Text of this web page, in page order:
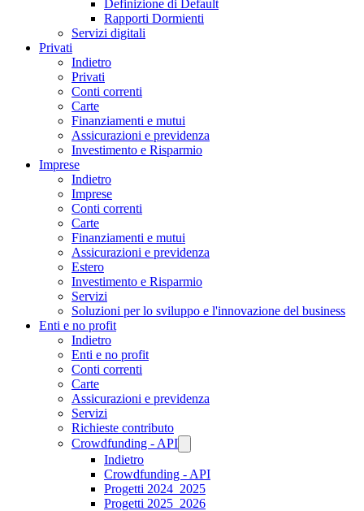
Definizione di Default
Rapporti Dormienti
Servizi digitali
Privati
Indietro
Privati
Conti correnti
Carte
Finanziamenti e mutui
Assicurazioni e previdenza
Investimento e Risparmio
Imprese
Indietro
Imprese
Conti correnti
Carte
Finanziamenti e mutui
Assicurazioni e previdenza
Estero
Investimento e Risparmio
Servizi
Soluzioni per lo sviluppo e l'innovazione del business
Enti e no profit
Indietro
Enti e no profit
Conti correnti
Carte
Assicurazioni e previdenza
Servizi
Richieste contributo
Crowdfunding - API
Indietro
Crowdfunding - API
Progetti 2024_2025
Progetti 2025_2026